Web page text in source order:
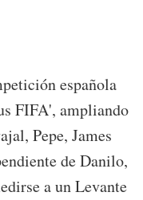
española
FIFA', ampliando
Pepe, James
de Danilo,
a un Levante